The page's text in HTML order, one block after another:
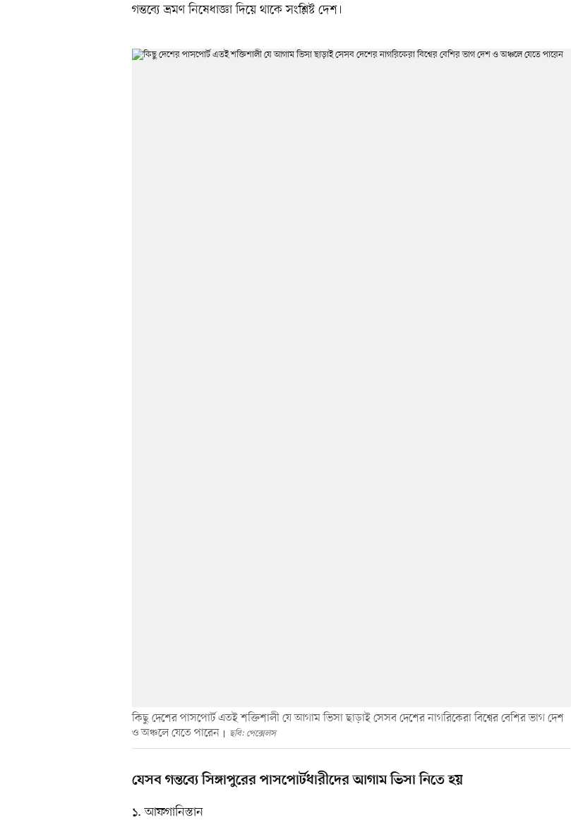
গন্তব্যে ভ্রমণ নিষেধাজ্ঞা দিয়ে থাকে সংশ্লিষ্ট দেশ।
কিছু দেশের পাসপোর্ট এতই শক্তিশালী যে আগাম ভিসা ছাড়াই সেসব দেশের নাগরিকেরা বিশ্বের বেশির ভাগ দেশ
ও অঞ্চলে যেতে পারেন
ছবি: পেক্সেলস
যেসব গন্তব্যে সিঙ্গাপুরের পাসপোর্টধারীদের আগাম ভিসা নিতে হয়
১. আফগানিস্তান